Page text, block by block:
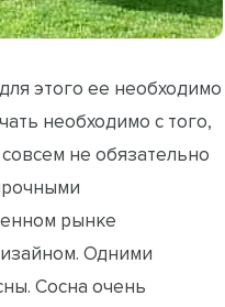
этого ее необходимо
необходимо с того,
не обязательно
рынке
Одними
Сосна очень